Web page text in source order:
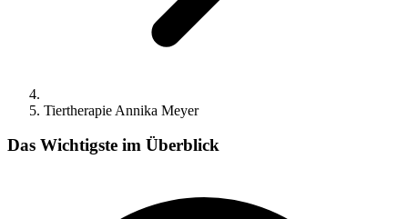
Tiertherapie Annika Meyer
Das Wichtigste im Überblick